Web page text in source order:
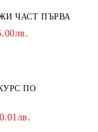
ЧАСТ ПЪРВА
ПО